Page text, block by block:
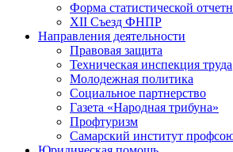
Форма статистической
XII Съезд ФНПР
Направления деятельности
Правовая защита
Техническая инспекция труда
Молодежная политика
Социальное партнерство
Газета «Народная трибуна»
Профтуризм
Самарский институт